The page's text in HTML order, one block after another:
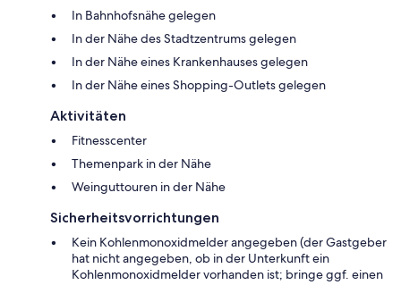
In Bahnhofsnähe gelegen
In der Nähe des Stadtzentrums gelegen
In der Nähe eines Krankenhauses gelegen
In der Nähe eines Shopping-Outlets gelegen
Aktivitäten
Fitnesscenter
Themenpark in der Nähe
Weinguttouren in der Nähe
Sicherheitsvorrichtungen
Kein Kohlenmonoxidmelder angegeben (der Gastgeber
hat nicht angegeben, ob in der Unterkunft ein
Kohlenmonoxidmelder vorhanden ist; bringe ggf. einen